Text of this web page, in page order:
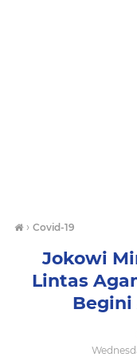
› Covid-19
Jokowi
Lintas
Begini